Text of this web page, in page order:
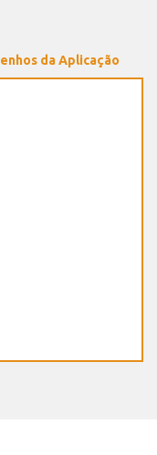
da Aplicação